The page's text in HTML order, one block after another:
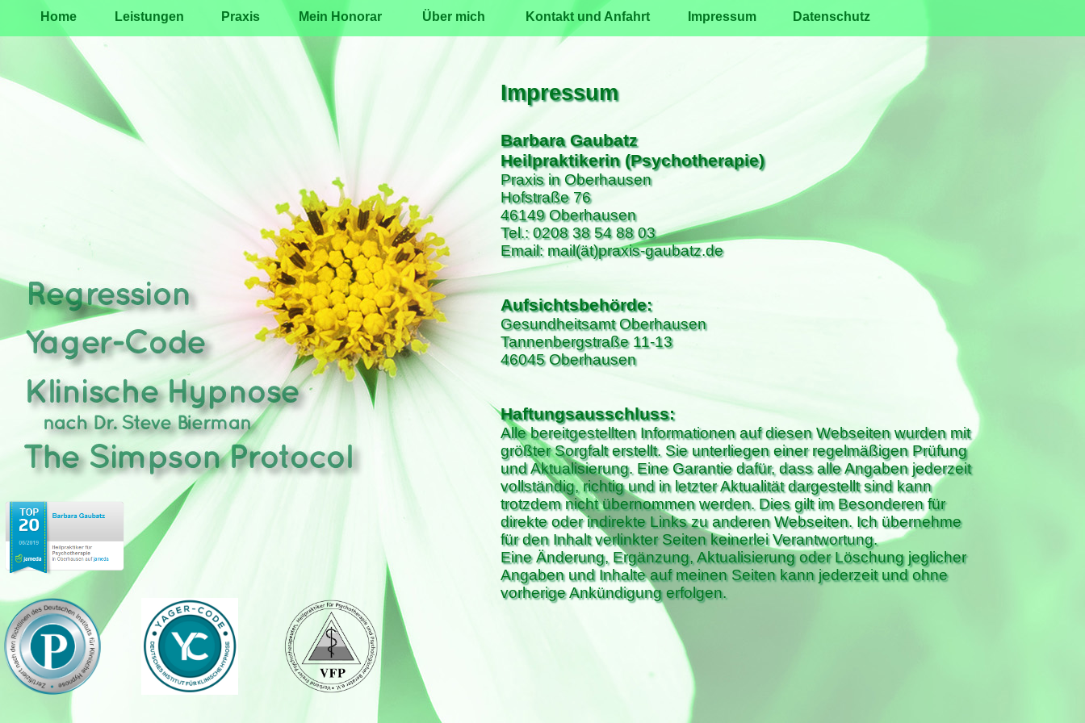
Impressum
Barbara Gaubatz
Heilpraktikerin (Psychotherapie)
Praxis in Oberhausen
Hofstraße 76
46149 Oberhausen
Tel.: 0208 38 54 88 03
Email: mail(ät)praxis-gaubatz.de
Aufsichtsbehörde:
Gesundheitsamt Oberhausen
Tannenbergstraße 11-13
46045 Oberhausen
Haftungsausschluss:
Alle bereitgestellten Informationen auf diesen Webseiten wurden mit
größter Sorgfalt erstellt. Sie unterliegen einer regelmäßigen Prüfung
und Aktualisierung. Eine Garantie dafür, dass alle Angaben jederzeit
vollständig, richtig und in letzter Aktualität dargestellt sind kann
trotzdem nicht übernommen werden. Dies gilt im Besonderen für
direkte oder indirekte Links zu anderen Webseiten. Ich übernehme
für den Inhalt verlinkter Seiten keinerlei Verantwortung.
Eine Änderung, Ergänzung, Aktualisierung oder Löschung jeglicher
Angaben und Inhalte auf meinen Seiten kann jederzeit und ohne
vorherige Ankündigung erfolgen.
Home Leistungen Praxis Mein Honorar Über mich Kontakt und Anfahrt Impressum Datenschutz